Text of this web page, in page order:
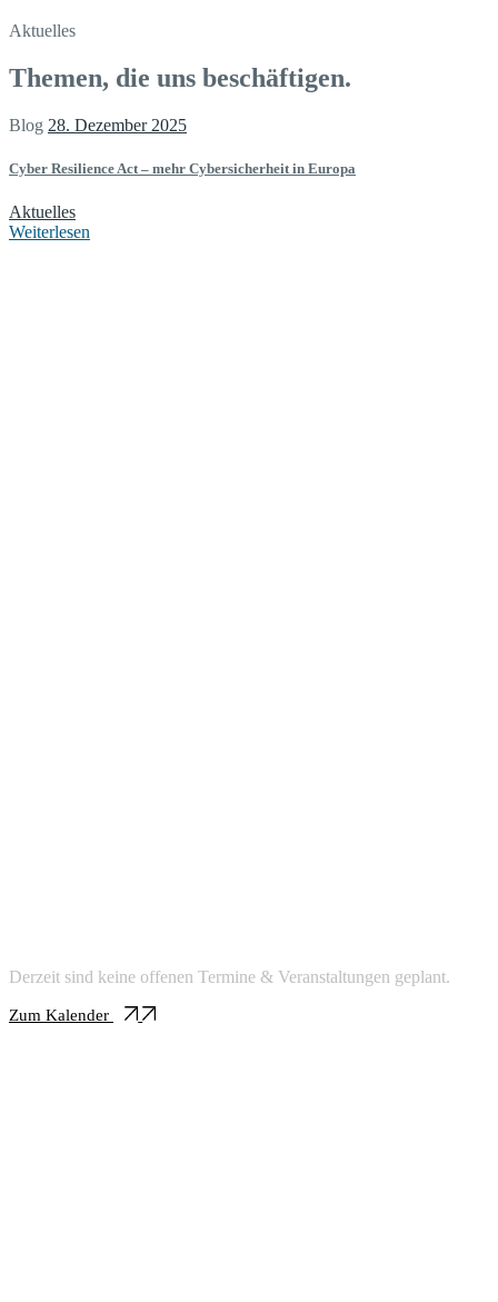
Aktuelles
Themen, die uns beschäftigen.
Blog 28. Dezember 2025
Cyber Resilience Act – mehr Cybersicherheit in Europa
Aktuelles
Weiterlesen
Derzeit sind keine offenen Termine & Veranstaltungen geplant.
Zum Kalender